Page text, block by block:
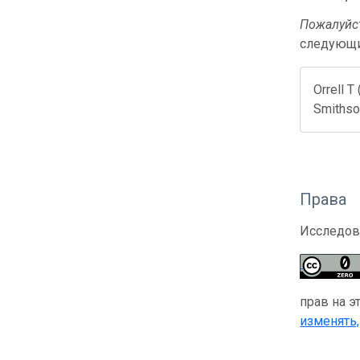
Orrell T
Права
прав на